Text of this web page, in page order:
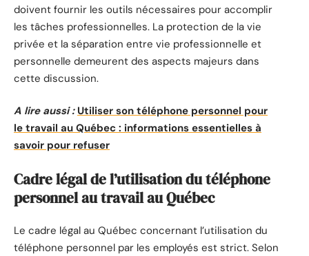
doivent fournir les outils nécessaires pour accomplir
les tâches professionnelles. La protection de la vie
privée et la séparation entre vie professionnelle et
personnelle demeurent des aspects majeurs dans
cette discussion.
A lire aussi : Utiliser son téléphone personnel pour
le travail au Québec : informations essentielles à
savoir pour refuser
Cadre légal de l’utilisation du téléphone
personnel au travail au Québec
Le cadre légal au Québec concernant l’utilisation du
téléphone personnel par les employés est strict. Selon